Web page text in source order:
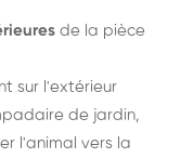
de la pièce
sur l'extérieur
de jardin,
l'animal vers la